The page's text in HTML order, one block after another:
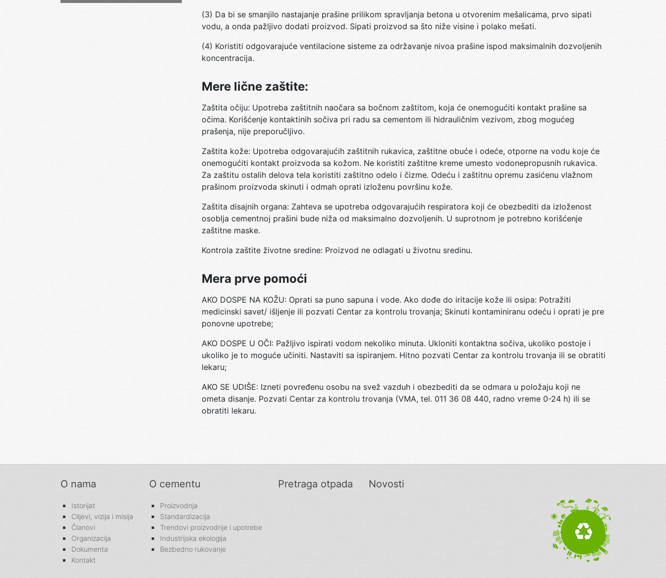
(3) Da bi se smanjilo nastajanje prašine prilikom spravljanja betona u otvorenim mešalicama, prvo sipati
vodu, a onda pažljivo dodati proizvod. Sipati proizvod sa što niže visine i polako mešati.
(4) Koristiti odgovarajuće ventilacione sisteme za održavanje nivoa prašine ispod maksimalnih dozvoljenih
koncentracija.
Mere lične zaštite:
Zaštita očiju: Upotreba zaštitnih naočara sa bočnom zaštitom, koja će onemogućiti kontakt prašine sa
očima. Korišćenje kontaktinih sočiva pri radu sa cementom ili hidrauličnim vezivom, zbog mogućeg
prašenja, nije preporučljivo.
Zaštita kože: Upotreba odgovarajućih zaštitnih rukavica, zaštitne obuće i odeće, otporne na vodu koje će
onemogućiti kontakt proizvoda sa kožom. Ne koristiti zaštitne kreme umesto vodonepropusnih rukavica.
Za zaštitu ostalih delova tela koristiti zaštitno odelo i čizme. Odeću i zaštitnu opremu zasićenu vlažnom
prašinom proizvoda skinuti i odmah oprati izloženu površinu kože.
Zaštita disajnih organa: Zahteva se upotreba odgovarajućih respiratora koji će obezbediti da izloženost
osoblja cementnoj prašini bude niža od maksimalno dozvoljenih. U suprotnom je potrebno korišćenje
zaštitne maske.
Kontrola zaštite životne sredine: Proizvod ne odlagati u životnu sredinu.
Mera prve pomoći
AKO DOSPE NA KOŽU: Oprati sa puno sapuna i vode. Ako dođe do iritacije kože ili osipa: Potražiti
medicinski savet/ išljenje ili pozvati Centar za kontrolu trovanja; Skinuti kontaminiranu odeću i oprati je pre
ponovne upotrebe;
AKO DOSPE U OČI: Pažljivo ispirati vodom nekoliko minuta. Ukloniti kontaktna sočiva, ukoliko postoje i
ukoliko je to moguće učiniti. Nastaviti sa ispiranjem. Hitno pozvati Centar za kontrolu trovanja ili se obratiti
lekaru;
AKO SE UDIŠE: Izneti povređenu osobu na svež vazduh i obezbediti da se odmara u položaju koji ne
ometa disanje. Pozvati Centar za kontrolu trovanja (VMA, tel. 011 36 08 440, radno vreme 0-24 h) ili se
obratiti lekaru.
O nama
Istorijat
Ciljevi, vizija i misija
Članovi
Organizacija
Dokumenta
Kontakt
O cementu
Proizvodnja
Standardizacija
Trendovi proizvodnje i upotrebe
Industrijska ekologija
Bezbedno rukovanje
Pretraga otpada Novosti